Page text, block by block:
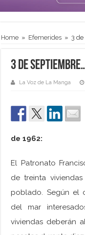
Home » Efemerides » 3 de
3 de
La Voz de La Manga
de 1962:
El Patronato
de treinta
poblado. Según el
del mar
viviendas deberán